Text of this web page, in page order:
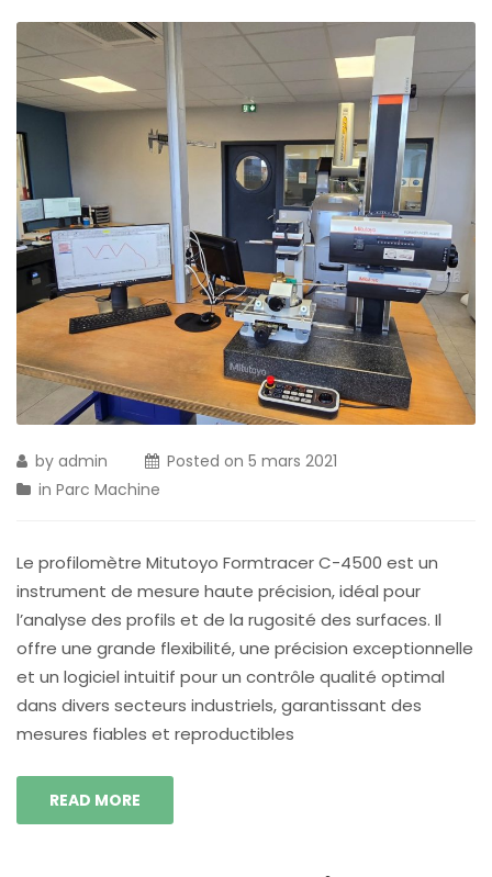
by admin Posted on 5 mars 2021
in Parc Machine
Le profilomètre Mitutoyo Formtracer C-4500 est un
instrument de mesure haute précision, idéal pour
l’analyse des profils et de la rugosité des surfaces. Il
offre une grande flexibilité, une précision exceptionnelle
et un logiciel intuitif pour un contrôle qualité optimal
dans divers secteurs industriels, garantissant des
mesures fiables et reproductibles
READ MORE